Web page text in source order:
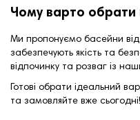
Чому варто обрати
Ми пропонуємо басейни від
забезпечують якість та
відпочинку та розваг із
Готові обрати ідеальний
та замовляйте вже сьогодні!